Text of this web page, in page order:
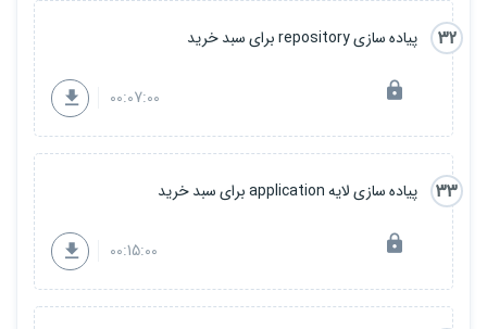
32 پیاده سازی repository برای سبد خرید
00:07:00
33 پیاده سازی لایه application برای سبد خرید
00:15:00